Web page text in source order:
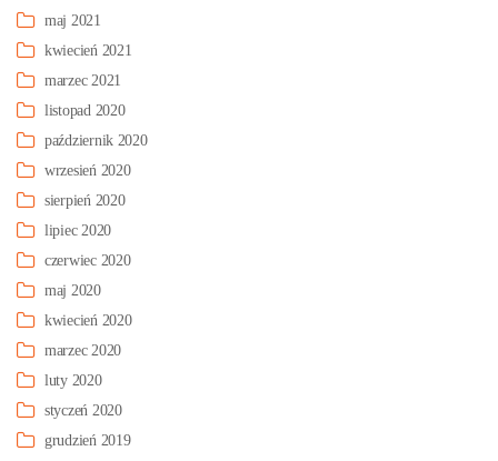
maj 2021
kwiecień 2021
marzec 2021
listopad 2020
październik 2020
wrzesień 2020
sierpień 2020
lipiec 2020
czerwiec 2020
maj 2020
kwiecień 2020
marzec 2020
luty 2020
styczeń 2020
grudzień 2019